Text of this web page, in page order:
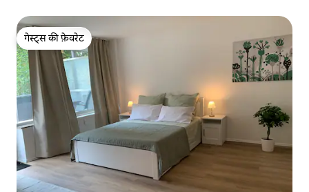
गेस्ट्स की फ़ेवरेट
गेस्ट्स की फ़ेवरेट